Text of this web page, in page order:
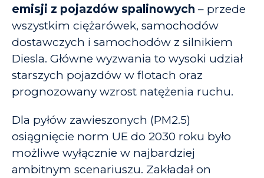
emisji z pojazdów spalinowych – przede
wszystkim ciężarówek, samochodów
dostawczych i samochodów z silnikiem
Diesla. Główne wyzwania to wysoki udział
starszych pojazdów w flotach oraz
prognozowany wzrost natężenia ruchu.
Dla pyłów zawieszonych (PM2.5)
osiągnięcie norm UE do 2030 roku było
możliwe wyłącznie w najbardziej
ambitnym scenariuszu. Zakładał on